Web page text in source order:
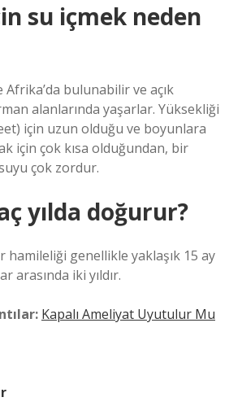
su içmek neden
bulunabilir ve açık
alanlarında yaşarlar. Yüksekliği
için uzun olduğu ve boyunlara
için çok kısa olduğundan, bir
çok zordur.
yılda doğurur?
hamileliği genellikle yaklaşık 15 ay
arasında iki yıldır.
Kapalı Ameliyat Uyutulur Mu